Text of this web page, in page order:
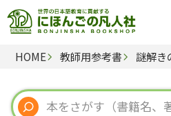
HOME 教師用参考書 謎解